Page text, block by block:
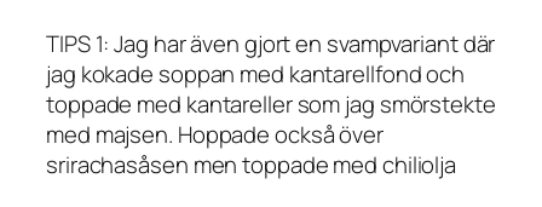
TIPS 1: Jag har även gjort en svampvariant där
jag kokade soppan med kantarellfond och
toppade med kantareller som jag smörstekte
med majsen. Hoppade också över
srirachasåsen men toppade med chiliolja